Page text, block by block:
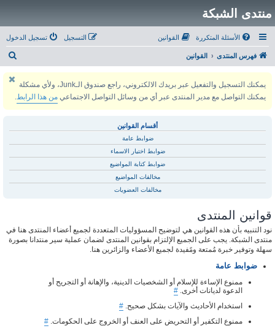
منتدى الشبكة
الأسئلة المتكررة القوانين تسجيل الدخول التسجيل
فهرس المنتدى القوانين
يمكنك التسجيل والتفعيل عبر بريدك الالكتروني، راجع صندوق الـJunk، ولأي مشكلة
يمكنك التواصل مع مدير المنتدى عبر أي من وسائل التواصل الاجتماعي من هذا الرابط.
أقسام القوانين
ضوابط عامة
ضوابط اختيار الاسماء
ضوابط كتابة المواضيع
مخالفات المواضيع
مخالفات العضويات
قوانين المنتدى
نود التنبيه بأن هذه القوانين هي لتوضيح المسؤوليات المتعددة لجميع أعضاء المنتدى هنا في
منتدى الشبكة. يجب على الجميع الإلتزام بقوانين المنتدى لضمان عملية سير منتدانا بصورة
سهلة وتوفير خبرة مُمتعة ومًفيدة لجميع الأعضاء والزائرين هنا.
ضوابط عامة
ممنوع الإساءة للإسلام أو الشخصيات الدينية، والإهانة أو التجريح أو
الدعوة لديانات أخرى. #
استخدام الأحاديث والآيات بشكل صحيح. #
ممنوع التكفير أو التحريض على العنف أو الخروج على الحكومات. #